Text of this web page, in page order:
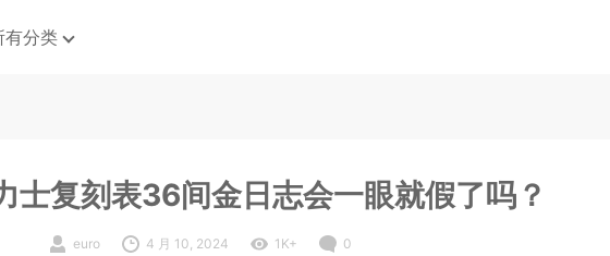
有分类
士复刻表36间金日志会一眼就假了吗？
euro 4 月 10, 2024 1K+ 0